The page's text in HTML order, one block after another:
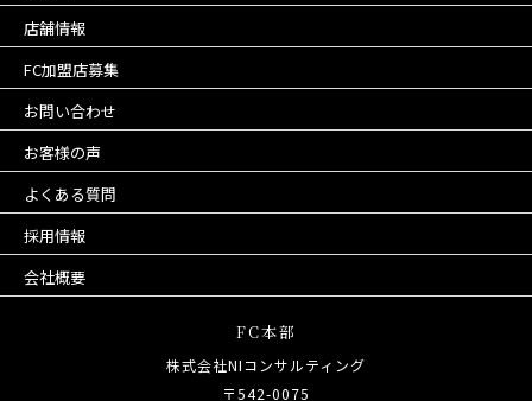
店舗情報
FC加盟店募集
お問い合わせ
お客様の声
よくある質問
採用情報
会社概要
FC本部
株式会社NIコンサルティング
〒542-0075